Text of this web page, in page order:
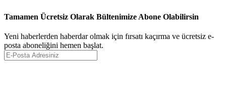
Tamamen Ücretsiz Olarak Bültenimize Abone Olabilirsin
Yeni haberlerden haberdar olmak için fırsatı kaçırma ve ücretsiz e-
posta aboneliğini hemen başlat.